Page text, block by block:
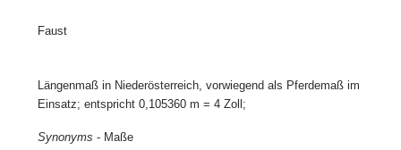
Faust
Längenmaß in Niederösterreich, vorwiegend als Pferdemaß im
Einsatz; entspricht 0,105360 m = 4 Zoll;
Synonyms - Maße